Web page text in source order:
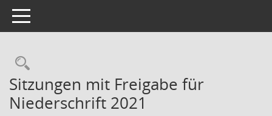
Toggle navigation
Rechercheauswahl
Sitzungen mit Freigabe für
Niederschrift 2021